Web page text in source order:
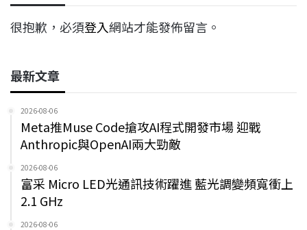
很抱歉，必須登入網站才能發佈留言。
最新文章
2026-08-06
Meta推Muse Code搶攻AI程式開發市場 迎戰
Anthropic與OpenAI兩大勁敵
2026-08-06
富采 Micro LED光通訊技術躍進 藍光調變頻寬衝上
2.1 GHz
2026-08-06